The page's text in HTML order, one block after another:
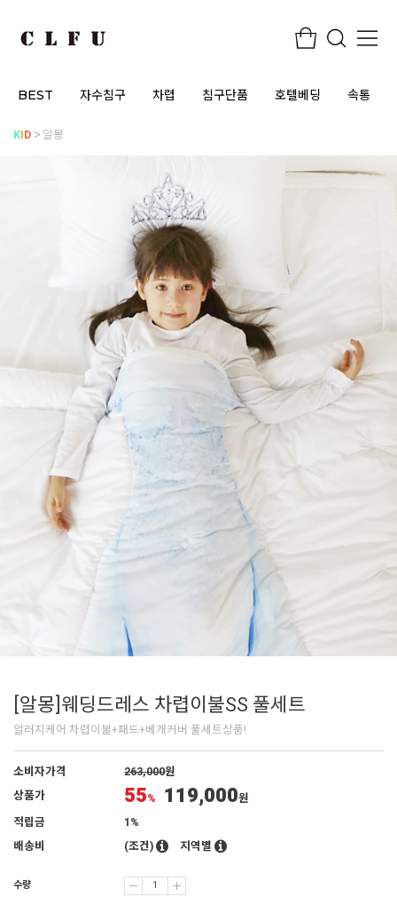
BEST 자수침구 차렵 침구단품 호텔베딩 속통
KID 알몽
[알몽]웨딩드레스 차렵이불SS 풀세트
알러지케어 차렵이불+패드+베개커버 풀세트상품!
소비자가격 263,000원
상품가
55% 119,000원
적립금
1%
배송비
(조건) 지역별
수량